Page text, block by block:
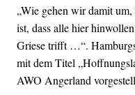
„Wie gehen wir damit
ist, dass alle hier
Griese trifft …“.
mit dem Titel
AWO Angerland